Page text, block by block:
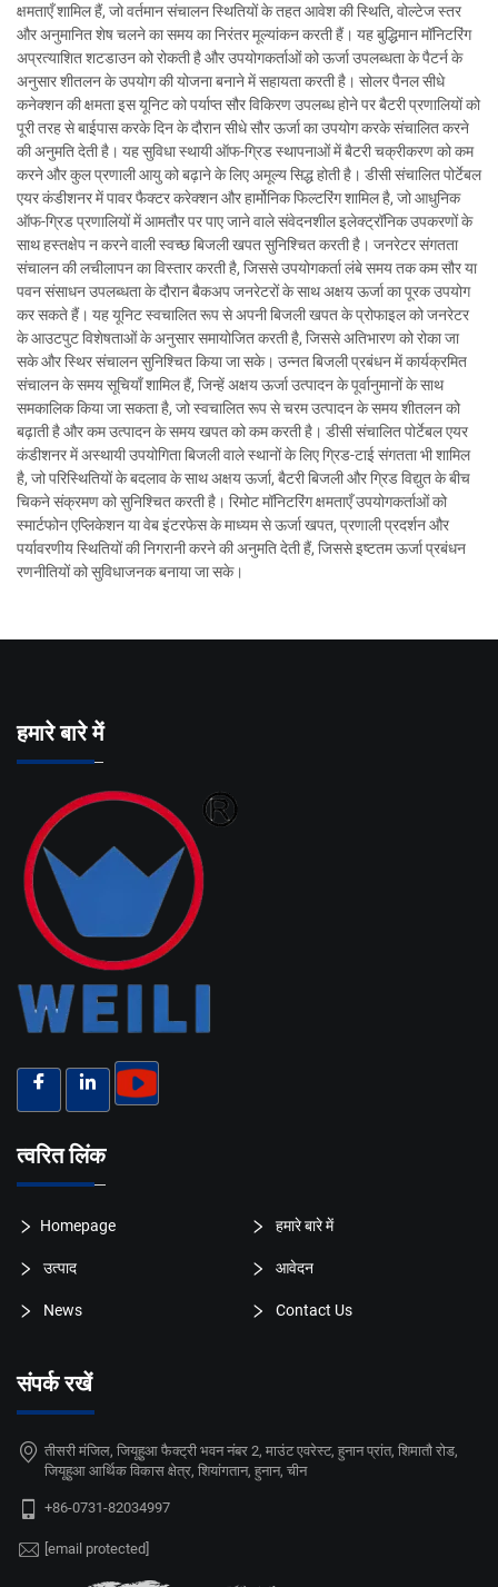
क्षमताएँ शामिल हैं, जो वर्तमान संचालन स्थितियों के तहत आवेश की स्थिति, वोल्टेज स्तर
और अनुमानित शेष चलने का समय का निरंतर मूल्यांकन करती हैं। यह बुद्धिमान मॉनिटरिंग
अप्रत्याशित शटडाउन को रोकती है और उपयोगकर्ताओं को ऊर्जा उपलब्धता के पैटर्न के
अनुसार शीतलन के उपयोग की योजना बनाने में सहायता करती है। सोलर पैनल सीधे
कनेक्शन की क्षमता इस यूनिट को पर्याप्त सौर विकिरण उपलब्ध होने पर बैटरी प्रणालियों को
पूरी तरह से बाईपास करके दिन के दौरान सीधे सौर ऊर्जा का उपयोग करके संचालित करने
की अनुमति देती है। यह सुविधा स्थायी ऑफ-ग्रिड स्थापनाओं में बैटरी चक्रीकरण को कम
करने और कुल प्रणाली आयु को बढ़ाने के लिए अमूल्य सिद्ध होती है। डीसी संचालित पोर्टेबल
एयर कंडीशनर में पावर फैक्टर करेक्शन और हार्मोनिक फिल्टरिंग शामिल है, जो आधुनिक
ऑफ-ग्रिड प्रणालियों में आमतौर पर पाए जाने वाले संवेदनशील इलेक्ट्रॉनिक उपकरणों के
साथ हस्तक्षेप न करने वाली स्वच्छ बिजली खपत सुनिश्चित करती है। जनरेटर संगतता
संचालन की लचीलापन का विस्तार करती है, जिससे उपयोगकर्ता लंबे समय तक कम सौर या
पवन संसाधन उपलब्धता के दौरान बैकअप जनरेटरों के साथ अक्षय ऊर्जा का पूरक उपयोग
कर सकते हैं। यह यूनिट स्वचालित रूप से अपनी बिजली खपत के प्रोफाइल को जनरेटर
के आउटपुट विशेषताओं के अनुसार समायोजित करती है, जिससे अतिभारण को रोका जा
सके और स्थिर संचालन सुनिश्चित किया जा सके। उन्नत बिजली प्रबंधन में कार्यक्रमित
संचालन के समय सूचियाँ शामिल हैं, जिन्हें अक्षय ऊर्जा उत्पादन के पूर्वानुमानों के साथ
समकालिक किया जा सकता है, जो स्वचालित रूप से चरम उत्पादन के समय शीतलन को
बढ़ाती है और कम उत्पादन के समय खपत को कम करती है। डीसी संचालित पोर्टेबल एयर
कंडीशनर में अस्थायी उपयोगिता बिजली वाले स्थानों के लिए ग्रिड-टाई संगतता भी शामिल
है, जो परिस्थितियों के बदलाव के साथ अक्षय ऊर्जा, बैटरी बिजली और ग्रिड विद्युत के बीच
चिकने संक्रमण को सुनिश्चित करती है। रिमोट मॉनिटरिंग क्षमताएँ उपयोगकर्ताओं को
स्मार्टफोन एप्लिकेशन या वेब इंटरफेस के माध्यम से ऊर्जा खपत, प्रणाली प्रदर्शन और
पर्यावरणीय स्थितियों की निगरानी करने की अनुमति देती हैं, जिससे इष्टतम ऊर्जा प्रबंधन
रणनीतियों को सुविधाजनक बनाया जा सके।
हमारे बारे में
त्वरित लिंक
Homepage हमारे बारे में
उत्पाद आवेदन
News Contact Us
संपर्क रखें
तीसरी मंजिल, जियूहुआ फैक्ट्री भवन नंबर 2, माउंट एवरेस्ट, हुनान प्रांत, शिमातौ रोड,
जियूहुआ आर्थिक विकास क्षेत्र, शियांगतान, हुनान, चीन
+86-0731-82034997
[email protected]